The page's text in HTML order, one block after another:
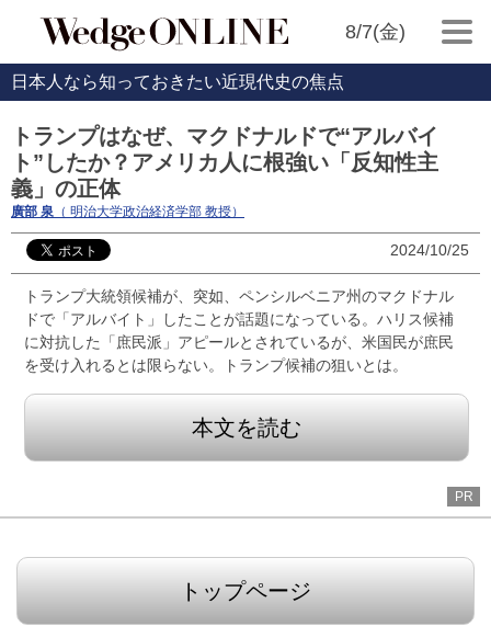
8/7(金)
日本人なら知っておきたい近現代史の焦点
トランプはなぜ、マクドナルドで“アルバイ
ト”したか？アメリカ人に根強い「反知性主
義」の正体
廣部 泉 （ 明治大学政治経済学部 教授）
2024/10/25
トランプ大統領候補が、突如、ペンシルベニア州のマクドナル
ドで「アルバイト」したことが話題になっている。ハリス候補
に対抗した「庶民派」アピールとされているが、米国民が庶民
を受け入れるとは限らない。トランプ候補の狙いとは。
本文を読む
PR
トップページ